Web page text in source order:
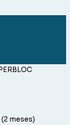
meses)